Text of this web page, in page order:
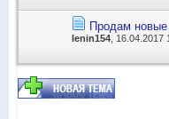
Продам
lenin154 , 16.04.2017